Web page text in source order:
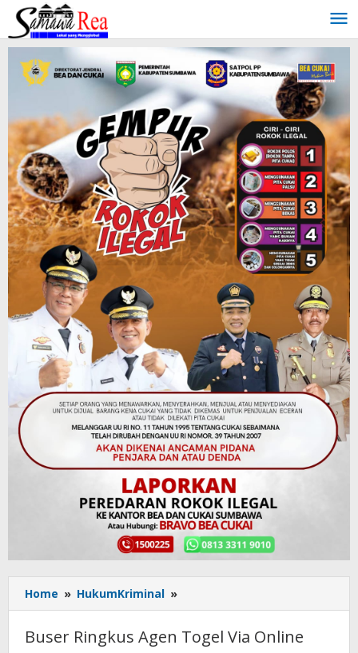
Lewati
konten
Home » HukumKriminal »
Ringkus
Togel
Buser Ringkus Agen Togel Via Online